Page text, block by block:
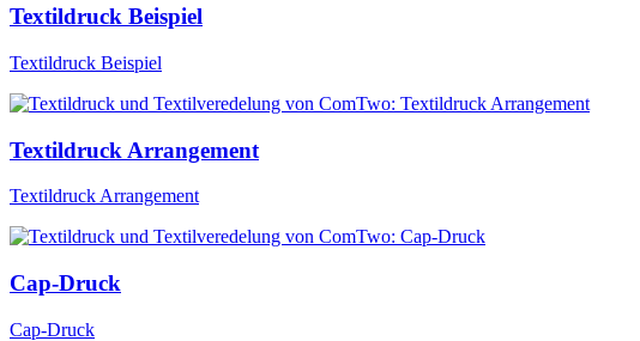
Textildruck Beispiel
Textildruck Beispiel
Textildruck Arrangement
Textildruck Arrangement
Cap-Druck
Cap-Druck